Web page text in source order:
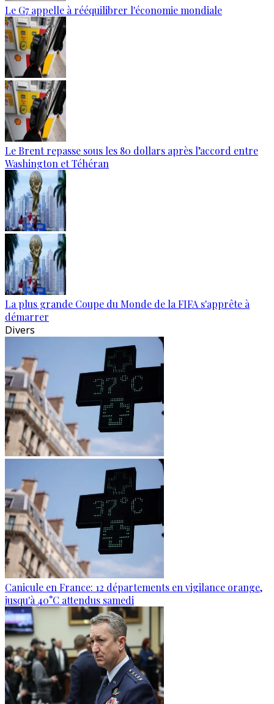
Le G7 appelle à rééquilibrer l'économie mondiale
Le Brent repasse sous les 80 dollars après l’accord entre
Washington et Téhéran
La plus grande Coupe du Monde de la FIFA s'apprête à
démarrer
Divers
Canicule en France: 12 départements en vigilance orange,
jusqu'à 40°C attendus samedi